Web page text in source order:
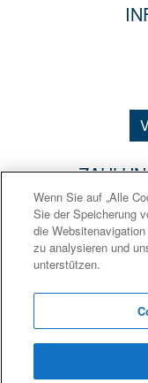
Wenn Sie auf „Alle
Sie der Speicherung
die
zu analysieren und
unterstützen.